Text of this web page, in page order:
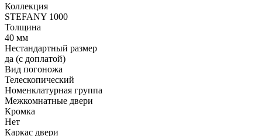
Коллекция
STEFANY 1000
Толщина
40 мм
Нестандартный размер
да (с доплатой)
Вид погоножа
Телескопический
Номенклатурная группа
Межкомнатные двери
Кромка
Нет
Каркас двери